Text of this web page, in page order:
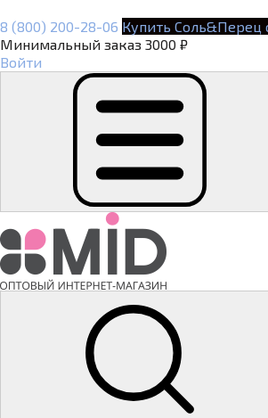
8 (800) 200-28-06 Купить Соль&Перец
Минимальный заказ 3000 ₽
Войти